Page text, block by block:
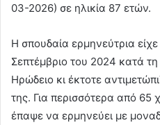
03-2026) σε ηλικία 87 ετών.
Η σπουδαία ερμηνεύτρια
Σεπτέμβριο του 2024 κατά
Ηρώδειο κι έκτοτε
της. Για περισσότερα από 65
έπαψε να ερμηνεύει με